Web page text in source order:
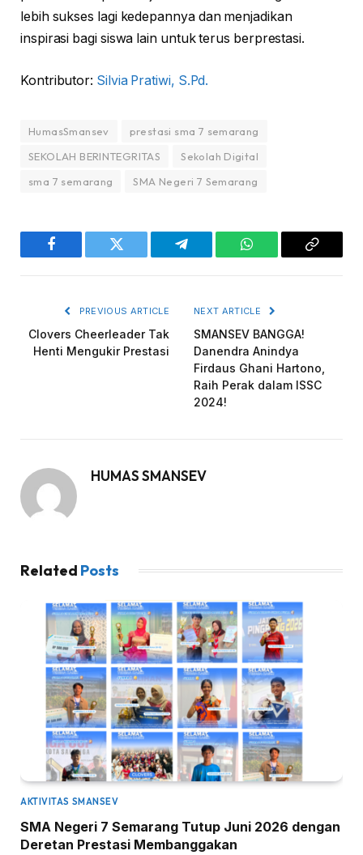
lebih sukses lagi kedepannya dan menjadikan
inspirasi bagi siswa lain untuk terus berprestasi.
Kontributor: Silvia Pratiwi, S.Pd.
HumasSmansev
prestasi sma 7 semarang
SEKOLAH BERINTEGRITAS
Sekolah Digital
sma 7 semarang
SMA Negeri 7 Semarang
Facebook Twitter Telegram WhatsAppCopy
PREVIOUS ARTICLE
Clovers Cheerleader Tak
Henti Mengukir Prestasi
NEXT ARTICLE
SMANSEV BANGGA!
Danendra Anindya
Firdaus Ghani Hartono,
Raih Perak dalam ISSC
2024!
HUMAS SMANSEV
Related Posts
AKTIVITAS SMANSEV
SMA Negeri 7 Semarang Tutup Juni 2026 dengan
Deretan Prestasi Membanggakan